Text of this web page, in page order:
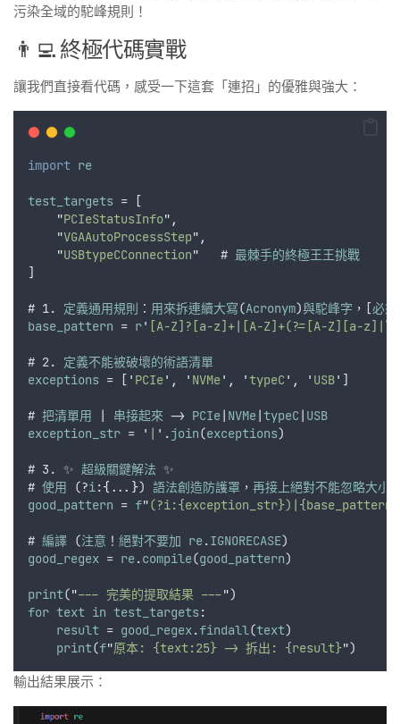
污染全域的駝峰規則！
👨‍💻 終極代碼實戰
讓我們直接看代碼，感受一下這套「連招」的優雅與強大：
import re
test_targets = [
"PCIeStatusInfo" ,
"VGAAutoProcessStep" ,
"USBtypeCConnection"
   #
最棘手的終極王王挑戰
]
# 1. 定義通用規則 ： 用來拆連續大寫(Acronym)與駝峰字 ，[必
base_pattern = r' [A-Z]?[a-z]+|[A-Z]+(?=[A-Z][a-z]| \d
# 2. 定義不能被破壞的術語清單
exceptions = [ ' PCIe' , ' NVMe' , 'typeC ' , ' USB' ]
# 把清單用 串接起來 -> PCIe NVMe typeC USB
exception_str = ' ' .join(exceptions)
# 3. ✨ 超級關鍵解法 ✨
# 使用 (?i:{ ... }) 語法創造防護罩 ， 再接上絕對不能忽略大小
good_pattern = f"(?i:{exception_str})|{base_pattern}
# 編譯 (注意 ！ 絕對不要加 re.IGNORECASE)
good_regex = re.compile(good_pattern)
print("--- 完美的提取結果 ---")
for text in test_targets:
result = good_regex.findall(text)
print(f"原本: {text:25} -> 拆出: {result}")
輸出結果展示：